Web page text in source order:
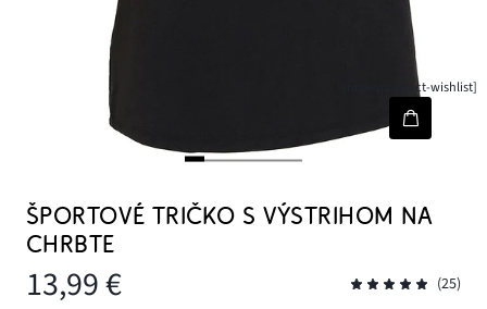
[node-product-wishlist]
ŠPORTOVÉ TRIČKO S VÝSTRIHOM NA
CHRBTE
13,99 € (25)